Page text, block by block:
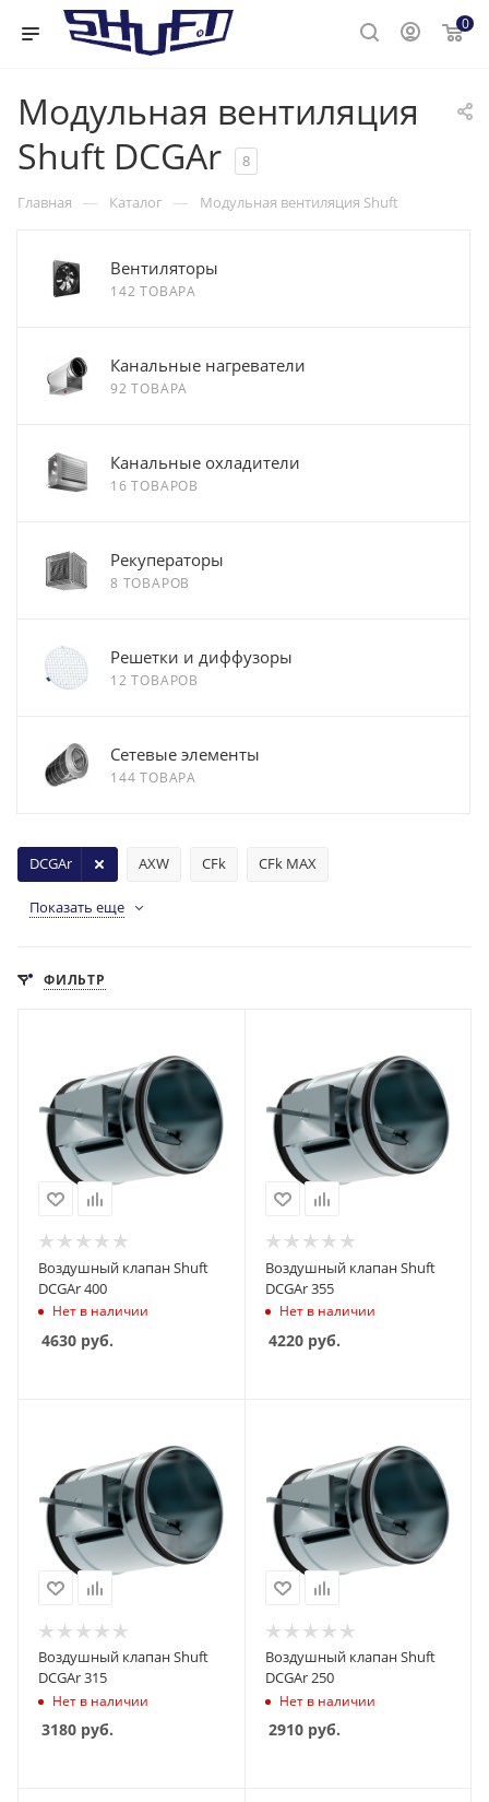
0
Модульная вентиляция
Shuft DCGAr
8
Главная — Каталог — Модульная вентиляция Shuft
Вентиляторы
142 ТОВАРА
Канальные нагреватели
92 ТОВАРА
Канальные охладители
16 ТОВАРОВ
Рекуператоры
8 ТОВАРОВ
Решетки и диффузоры
12 ТОВАРОВ
Сетевые элементы
144 ТОВАРА
AXW CFk CFk MAX
DCGAr
Показать еще
ФИЛЬТР
Воздушный клапан Shuft
DCGAr 400
Нет в наличии
4630 руб.
Воздушный клапан Shuft
DCGAr 355
Нет в наличии
4220руб.
Воздушный клапан Shuft
DCGAr 315
Нет в наличии
3180 руб.
Воздушный клапан Shuft
DCGAr 250
Нет в наличии
2910руб.